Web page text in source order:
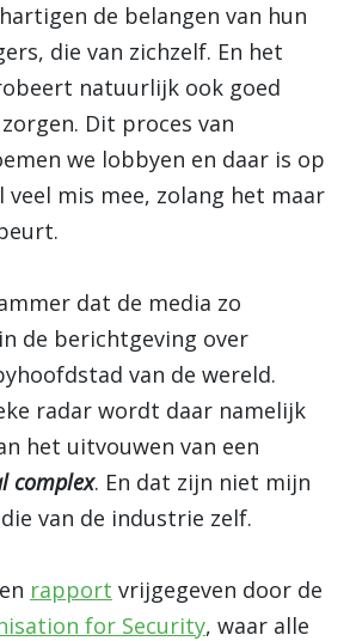
de belangen van hun
die van zichzelf. En het
natuurlijk ook goed
Dit proces van
we lobbyen en daar is op
veel mis mee, zolang het maar
dat de media zo
de berichtgeving over
van de wereld.
radar wordt daar namelijk
het uitvouwen van een
complex. En dat zijn niet mijn
van de industrie zelf.
rapport vrijgegeven door de
for Security, waar alle